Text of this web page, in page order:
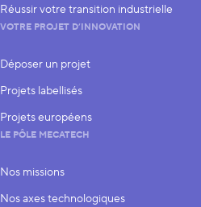
Réussir votre transition industrielle
VOTRE PROJET D’INNOVATION
Déposer un projet
Projets labellisés
Projets européens
LE PÔLE MECATECH
Nos missions
Nos axes technologiques